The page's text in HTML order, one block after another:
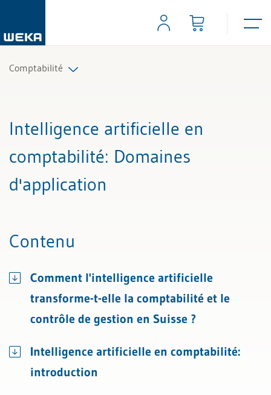
Comptabilité
Tous les experts
Intelligence artificielle en
comptabilité: Domaines
d'application
Contenu
Comment l'intelligence artificielle
transforme-t-elle la comptabilité et le
contrôle de gestion en Suisse ?
Intelligence artificielle en comptabilité:
introduction